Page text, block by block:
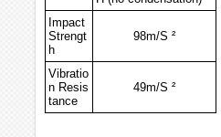
Impact
Strengt
h
98m/S ²
Vibratio
n Resis
tance
49m/S ²